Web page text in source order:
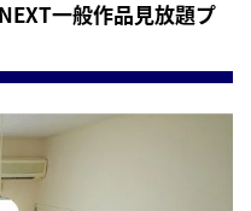
一般作品見放題プ